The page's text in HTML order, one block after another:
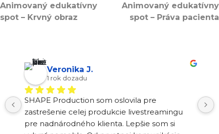
Animovaný edukatívny
spot – Krvný obraz
Animovaný edukatívny
spot – Práva pacienta
Veronika J.
1 rok dozadu
SHAPE Production som oslovila pre
zastrešenie celej produkcie livestreamingu
pre nadnárodného klienta. Lepšie som si